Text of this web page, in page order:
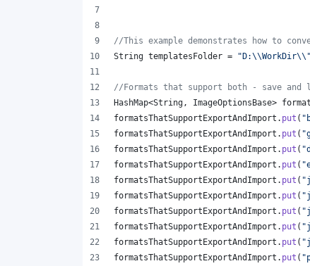
//This example demonstrates how to
String templatesFolder = "D:\\WorkDir\\ "
//Formats that support both - save and
HashMap<String, ImageOptionsBase>
formatsThatSupportExportAndImport . put (
formatsThatSupportExportAndImport . put (
formatsThatSupportExportAndImport . put (
formatsThatSupportExportAndImport . put (
formatsThatSupportExportAndImport . put (
formatsThatSupportExportAndImport . put (
formatsThatSupportExportAndImport . put (
formatsThatSupportExportAndImport . put (
formatsThatSupportExportAndImport . put (
formatsThatSupportExportAndImport . put (